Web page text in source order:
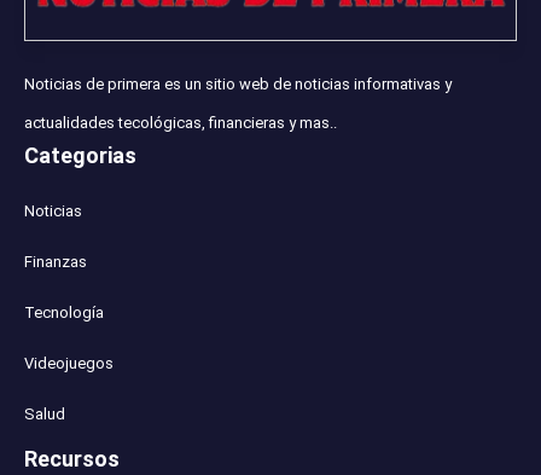
Noticias de primera es un sitio web de noticias informativas y
actualidades tecológicas, financieras y mas..
Categorias
Noticias
Finanzas
Tecnología
Videojuegos
Salud
Recursos